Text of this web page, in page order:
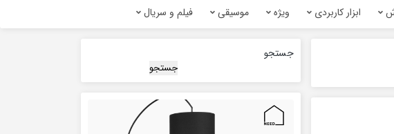
ابزار کاربردی ویژه موسیقی فیلم و سریال
جستجو
جستجو